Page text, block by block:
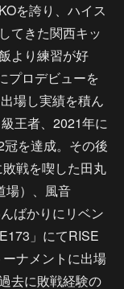
を誇り、ハイス
てきた関西キッ
より練習が好
プロデビューを
場し実績を積ん
王者、2021年に
を達成。その後
戦を喫した田丸
場）、風音
ばかりにリベン
」にてRISE
ナメントに出場
去に敗戦経験の